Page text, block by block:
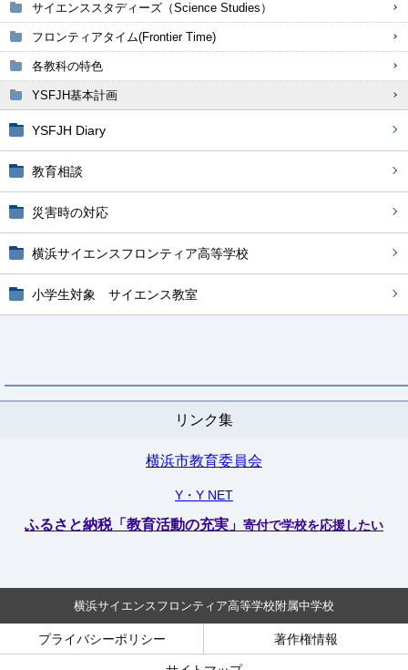
サイエンススタディーズ（Science Studies）
フロンティアタイム(Frontier Time)
各教科の特色
YSFJH基本計画
YSFJH Diary
教育相談
災害時の対応
横浜サイエンスフロンティア高等学校
小学生対象 サイエンス教室
リンク集
横浜市教育委員会
Y・Y NET
ふるさと納税「教育活動の充実」 寄付で学校を応援したい
横浜サイエンスフロンティア高等学校附属中学校
プライバシーポリシー 著作権情報